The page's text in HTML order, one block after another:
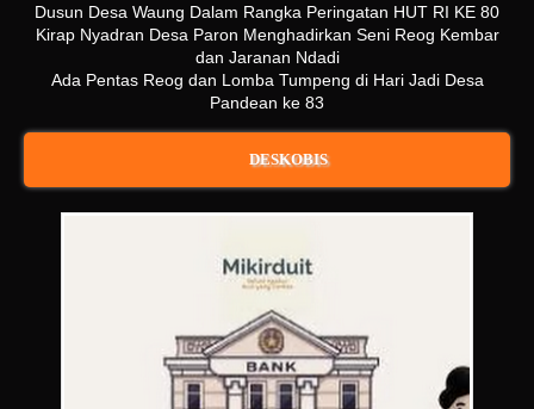
Dusun Desa Waung Dalam Rangka Peringatan HUT RI KE 80
Kirap Nyadran Desa Paron Menghadirkan Seni Reog Kembar
dan Jaranan Ndadi
Ada Pentas Reog dan Lomba Tumpeng di Hari Jadi Desa
Pandean ke 83
DESKOBIS